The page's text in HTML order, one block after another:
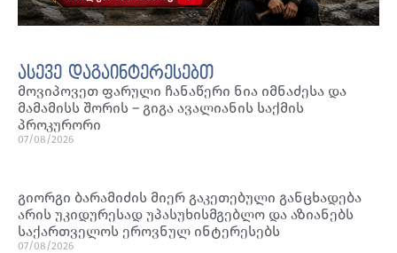
ასევე დაგაინტერესებთ
მოვიპოვეთ ფარული ჩანაწერი ნია იმნაძესა და
მამამისს შორის – გიგა ავალიანის საქმის
პროკურორი
07/08/2026
გიორგი ბარამიძის მიერ გაკეთებული განცხადება
არის უკიდურესად უპასუხისმგებლო და აზიანებს
საქართველოს ეროვნულ ინტერესებს
07/08/2026